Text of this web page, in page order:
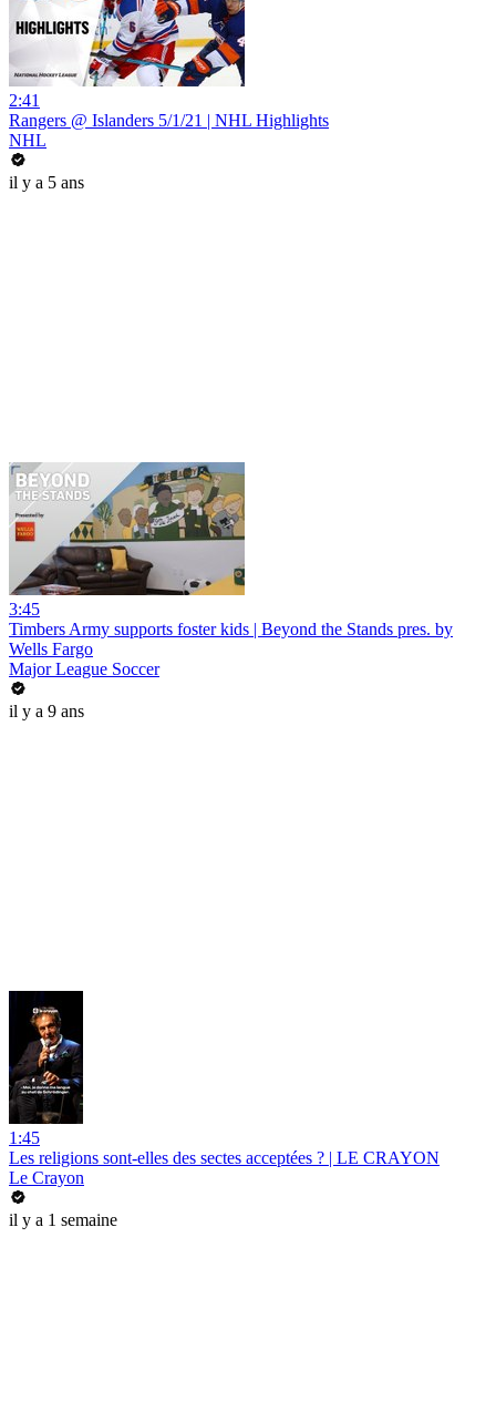
2:41
Rangers @ Islanders 5/1/21 | NHL Highlights
NHL
il y a 5 ans
3:45
Timbers Army supports foster kids | Beyond the Stands pres. by
Wells Fargo
Major League Soccer
il y a 9 ans
1:45
Les religions sont-elles des sectes acceptées ? | LE CRAYON
Le Crayon
il y a 1 semaine